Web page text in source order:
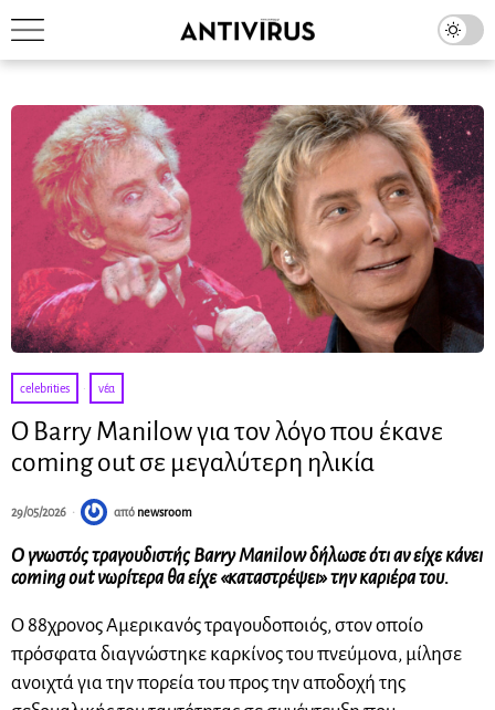
celebrities · νέα
Ο Barry Manilow για τον λόγο που έκανε
coming out σε μεγαλύτερη ηλικία
29/05/2026 από newsroom
Ο γνωστός τραγουδιστής Barry Manilow δήλωσε ότι αν είχε κάνει
coming out νωρίτερα θα είχε «καταστρέψει» την καριέρα του.
Ο 88χρονος Αμερικανός τραγουδοποιός, στον οποίο
πρόσφατα διαγνώστηκε καρκίνος του πνεύμονα, μίλησε
ανοιχτά για την πορεία του προς την αποδοχή της